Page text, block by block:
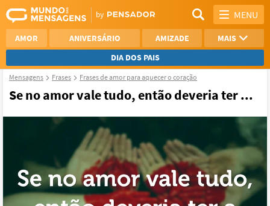
MENU
AMOR ANIVERSÁRIO AMIZADE
MAIS
DIA DOS PAIS
AGRADECIMENTO
NAMORO
Mensagens Frases Frases de amor para aquecer o coração
Se no amor vale tudo, então deveria ter ...